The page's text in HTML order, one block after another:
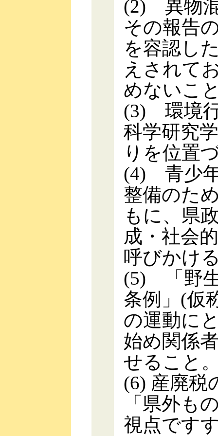
(2) 異物
その報告
を容認し
えされて
めないこ
(3) 環境
科学研究
りを位置
(4) 青少
整備のた
もに、県
成・社会
呼びかけ
(5) 「野
条例」(仮
の運動に
始め関係
せること
(6) 産廃税
「県外も
視点です